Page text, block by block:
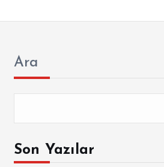
Ara
Son Yazılar